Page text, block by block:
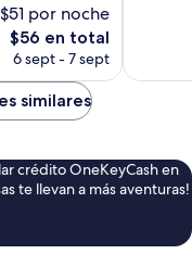
$51 por noche
El
precio
es
$56 en total
6 sept - 7 sept
similares
crédito OneKeyCash en
te llevan a más aventuras!